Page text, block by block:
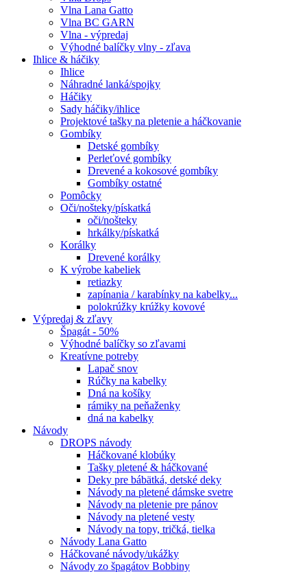
Vlna Lana Gatto
Vlna BC GARN
Vlna - výpredaj
Výhodné balíčky vlny - zľava
Ihlice & háčiky
Ihlice
Náhradné lanká/spojky
Háčiky
Sady háčiky/ihlice
Projektové tašky na pletenie a háčkovanie
Gombíky
Detské gombíky
Perleťové gombíky
Drevené a kokosové gombíky
Gombíky ostatné
Pomôcky
Oči/nošteky/pískatká
oči/nošteky
hrkálky/pískatká
Korálky
Drevené korálky
K výrobe kabeliek
retiazky
zapínania / karabínky na kabelky...
polokrúžky krúžky kovové
Výpredaj & zľavy
Špagát - 50%
Výhodné balíčky so zľavami
Kreatívne potreby
Lapač snov
Rúčky na kabelky
Dná na košíky
rámiky na peňaženky
dná na kabelky
Návody
DROPS návody
Háčkované klobúky
Tašky pletené & háčkované
Deky pre bábätká, detské deky
Návody na pletené dámske svetre
Návody na pletenie pre pánov
Návody na pletené vesty
Návody na topy, tričká, tielka
Návody Lana Gatto
Háčkované návody/ukážky
Návody zo špagátov Bobbiny